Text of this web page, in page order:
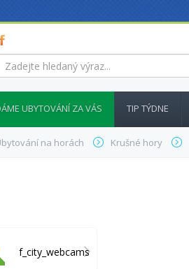
hledaný
UBYTOVÁNÍ ZA VÁS TIP TÝDNE
na horách Krušné hory
f_city_webcams